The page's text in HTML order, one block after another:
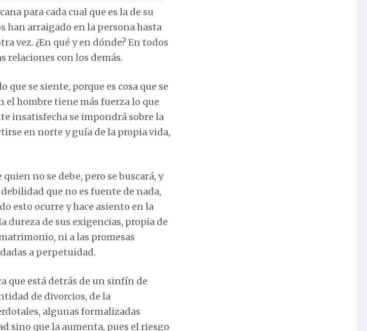
para cada cual que es la de su
han arraigado en la persona hasta
vez. ¿En qué y en dónde? En todos
relaciones con los demás.
que se siente, porque es cosa que se
el hombre tiene más fuerza lo que
insatisfecha se impondrá sobre la
en norte y guía de la propia vida,
no se debe, pero se buscará, y
que no es fuente de nada,
esto ocurre y hace asiento en la
dureza de sus exigencias, propia de
ni a las promesas
a perpetuidad.
que está detrás de un sinfín de
de divorcios, de la
algunas formalizadas
sino que la aumenta, pues el riesgo